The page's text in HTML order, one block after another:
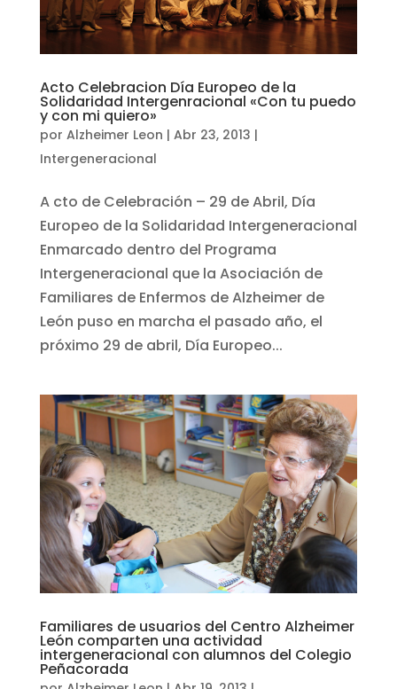
Acto Celebracion Día Europeo de la
Solidaridad Intergenracional «Con tu puedo
y con mi quiero»
por Alzheimer Leon | Abr 23, 2013 |
Intergeneracional
A cto de Celebración – 29 de Abril, Día
Europeo de la Solidaridad Intergeneracional
Enmarcado dentro del Programa
Intergeneracional que la Asociación de
Familiares de Enfermos de Alzheimer de
León puso en marcha el pasado año, el
próximo 29 de abril, Día Europeo...
Familiares de usuarios del Centro Alzheimer
León comparten una actividad
intergeneracional con alumnos del Colegio
Peñacorada